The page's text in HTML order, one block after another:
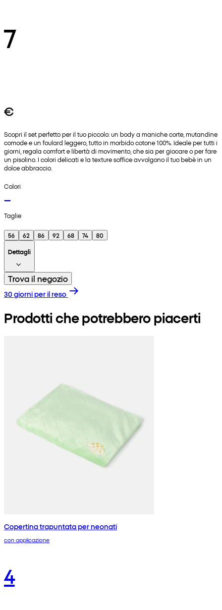
7
€
Scopri il set perfetto per il tuo piccolo: un body a maniche corte, mutandine
comode e un foulard leggero, tutto in morbido cotone 100%. Ideale per tutti i
giorni, regala comfort e libertà di movimento, che sia per giocare o per fare
un pisolino. I colori delicati e la texture soffice avvolgono il tuo bebè in un
dolce abbraccio.
Colori
Taglie
56 62 86 92 68 74
80
Dettagli
Trova il negozio
30 giorni per il reso
Prodotti che potrebbero piacerti
Copertina trapuntata per neonati
con applicazione
4